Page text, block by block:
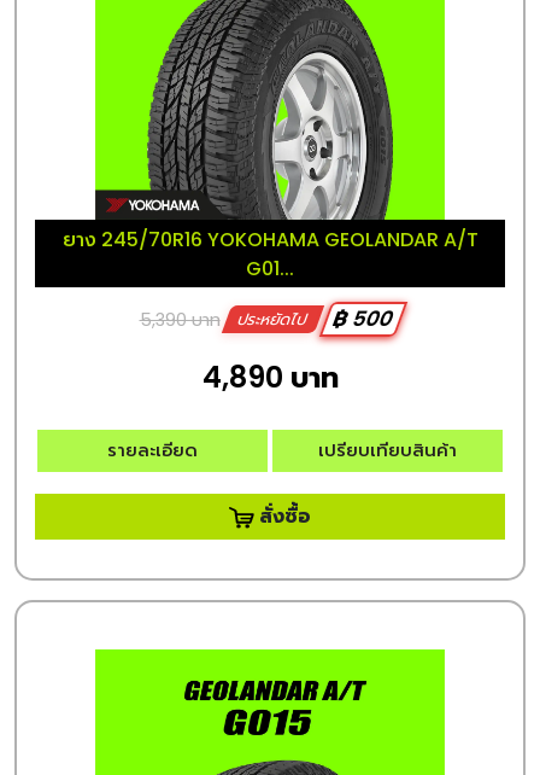
ยาง 245/70R16 YOKOHAMA GEOLANDAR A/T
G01...
5,390 บาท ประหยัดไป ฿ 500
4,890 บาท
รายละเอียด เปรียบเทียบสินค้า
สั่งซื้อ